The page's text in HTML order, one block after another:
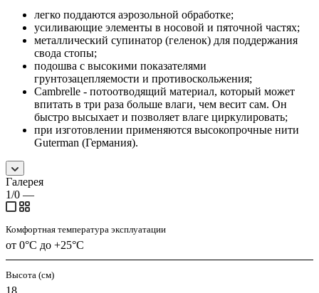
легко поддаются аэрозольной обработке;
усиливающие элементы в носовой и пяточной частях;
металлический супинатор (геленок) для поддержания
свода стопы;
подошва с высокими показателями
грунтозацепляемости и противоскольжения;
Cambrelle - потоотводящий материал, который может
впитать в три раза больше влаги, чем весит сам. Он
быстро высыхает и позволяет влаге циркулировать;
при изготовлении применяются высокопрочные нити
Guterman (Германия).
Галерея
1/0 —
Комфортная температура эксплуатации
от 0°С до +25°С
Высота (см)